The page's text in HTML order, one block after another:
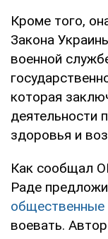
Кроме того,
Закона
военной
которая
деятельности
здоровья и
Как сообщал
Раде
воевать.